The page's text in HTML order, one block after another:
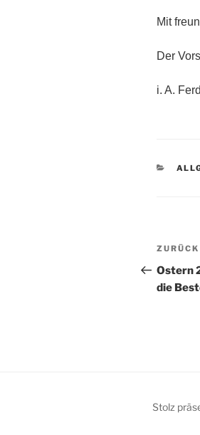
Mit
Der
i. A.
Beitrag
ZURÜCK
Ostern
die
Stolz